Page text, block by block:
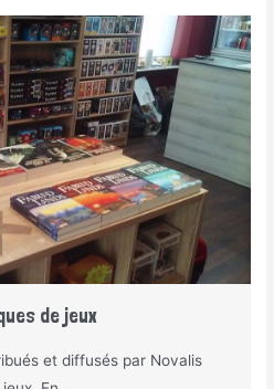
de jeux
et diffusés par Novalis